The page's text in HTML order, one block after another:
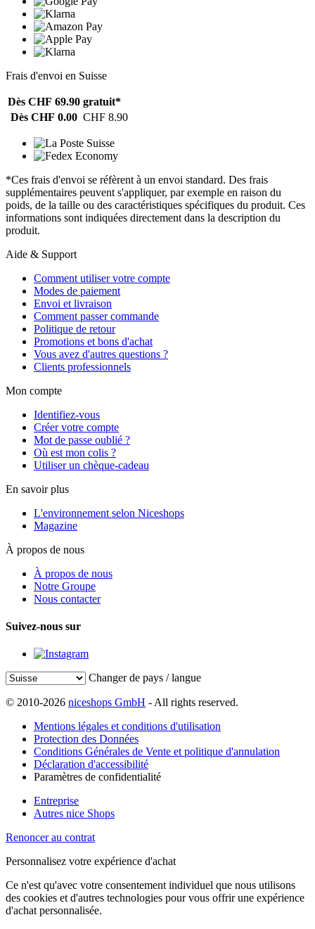
Frais d'envoi en Suisse
Dès CHF 69.90 gratuit*
Dès CHF 0.00 CHF 8.90
*Ces frais d'envoi se réfèrent à un envoi standard. Des frais
supplémentaires peuvent s'appliquer, par exemple en raison du
poids, de la taille ou des caractéristiques spécifiques du produit. Ces
informations sont indiquées directement dans la description du
produit.
Aide & Support
Comment utiliser votre compte
Modes de paiement
Envoi et livraison
Comment passer commande
Politique de retour
Promotions et bons d'achat
Vous avez d'autres questions ?
Clients professionnels
Mon compte
Identifiez-vous
Créer votre compte
Mot de passe oublié ?
Où est mon colis ?
Utiliser un chèque-cadeau
En savoir plus
L'environnement selon Niceshops
Magazine
À propos de nous
À propos de nous
Notre Groupe
Nous contacter
Suivez-nous sur
Changer de pays / langue
© 2010-2026 niceshops GmbH - All rights reserved.
Mentions légales et conditions d'utilisation
Protection des Données
Conditions Générales de Vente et politique d'annulation
Déclaration d'accessibilité
Paramètres de confidentialité
Entreprise
Autres nice Shops
Renoncer au contrat
Personnalisez votre expérience d'achat
Ce n'est qu'avec votre consentement individuel que nous utilisons
des cookies et d'autres technologies pour vous offrir une expérience
d'achat personnalisée.